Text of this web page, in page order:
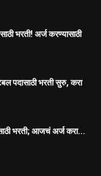
भरती! अर्ज करण्यासाठी
पदासाठी भरती सुरु, करा
भरती; आजचं अर्ज करा...